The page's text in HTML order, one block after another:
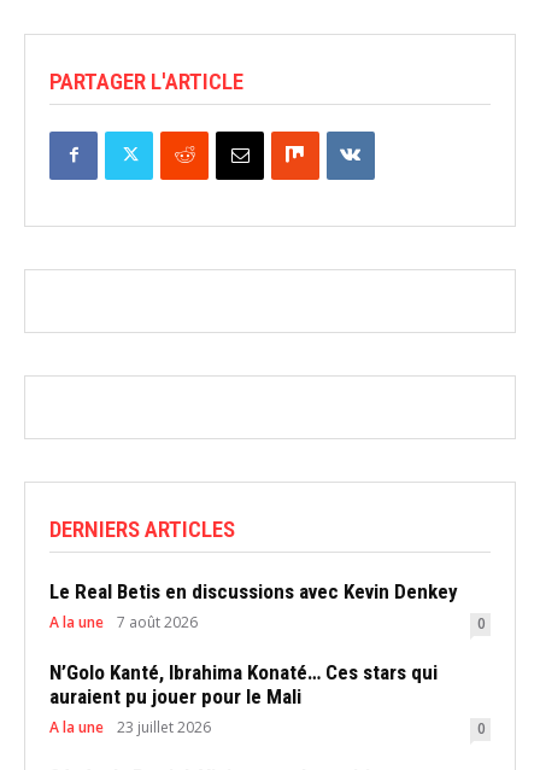
PARTAGER L'ARTICLE
DERNIERS ARTICLES
Le Real Betis en discussions avec Kevin Denkey
A la une 7 août 2026 0
N’Golo Kanté, Ibrahima Konaté… Ces stars qui
auraient pu jouer pour le Mali
A la une 23 juillet 2026 0